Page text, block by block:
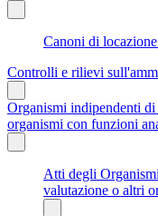
Canoni di
Controlli e rilievi
Organismi indipendenti
organismi con funzioni
Atti degli
valutazione o altri